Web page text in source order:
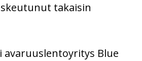
takaisin
avaruuslentoyritys Blue